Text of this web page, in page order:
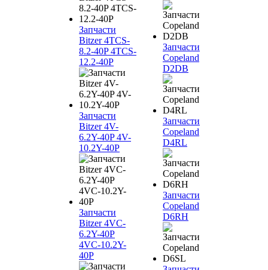
Запчасти
Bitzer 4TCS-
8.2-40P 4TCS-
12.2-40P
Запчасти
Bitzer 4V-
6.2Y-40P 4V-
10.2Y-40P
Запчасти
Bitzer 4VC-
6.2Y-40P
4VC-10.2Y-
40P
Запчасти
Copeland
D2DB
Запчасти
Copeland
D4RL
Запчасти
Copeland
D6RH